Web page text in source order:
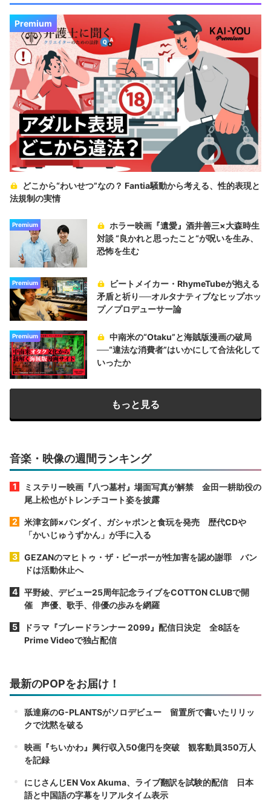
Premium
どこから“わいせつ”なの？ Fantia騒動から考える、性的表現と
法規制の実情
Premium
ホラー映画『遺愛』酒井善三×大森時生
対談 “良かれと思ったこと“が呪いを生み、
恐怖を生む
Premium
ビートメイカー・RhymeTubeが抱える
矛盾と祈り──オルタナティブなヒップホッ
プ／プロデューサー論
Premium
中南米の“Otaku”と海賊版漫画の破局
──“違法な消費者”はいかにして合法化して
いったか
もっと見る
音楽・映像の週間ランキング
ミステリー映画『八つ墓村』場面写真が解禁 金田一耕助役の
尾上松也がトレンチコート姿を披露
米津玄師×バンダイ、ガシャポンと食玩を発売 歴代CDや
「かいじゅうずかん」が手に入る
GEZANのマヒトゥ・ザ・ピーポーが性加害を認め謝罪 バン
ドは活動休止へ
平野綾、デビュー25周年記念ライブをCOTTON CLUBで開
催 声優、歌手、俳優の歩みを網羅
ドラマ『ブレードランナー 2099』配信日決定 全8話を
Prime Videoで独占配信
最新のPOPをお届け！
舐達麻のG-PLANTSがソロデビュー 留置所で書いたリリッ
クで沈黙を破る
映画『ちいかわ』興行収入50億円を突破 観客動員350万人
を記録
にじさんじEN Vox Akuma、ライブ翻訳を試験的配信 日本
語と中国語の字幕をリアルタイム表示